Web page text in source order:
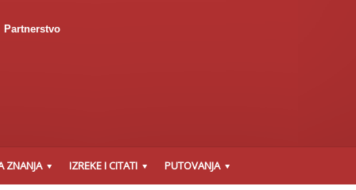
Partnerstvo
ZNANJA IZREKE I CITATI PUTOVANJA